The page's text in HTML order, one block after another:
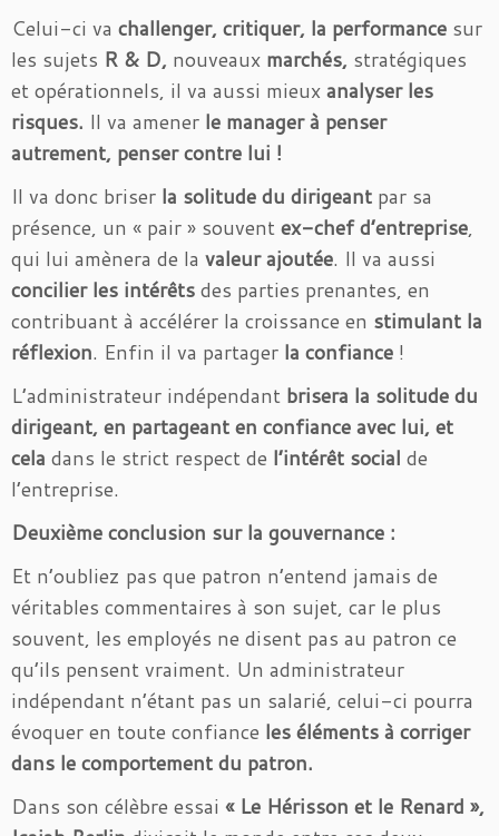
Celui-ci va challenger, critiquer, la performance sur
les sujets R & D, nouveaux marchés, stratégiques
et opérationnels, il va aussi mieuxanalyser les
risques. Il va amener le manager à penser
autrement, penser contre lui !
Il va donc briser la solitude du dirigeant par sa
présence, un « pair » souventex-chef d’entreprise,
qui lui amènera de la valeur ajoutée. Il va aussi
concilier les intérêtsdes parties prenantes, en
contribuant à accélérer la croissance en stimulant la
réflexion. Enfin il va partager la confiance !
L’administrateur indépendant brisera la solitude du
dirigeant, en partageant en confiance avec lui, et
cela dans le strict respect de l’intérêt social de
l’entreprise.
Deuxièmeconclusion sur la gouvernance :
Et n’oubliez pas que patron n’entend jamais de
véritables commentaires à son sujet, car le plus
souvent, les employés ne disent pas au patron ce
qu’ils pensent vraiment. Un administrateur
indépendant n’étant pas un salarié, celui-ci pourra
évoquer en toute confiance les éléments à corriger
dans le comportement du patron.
Dans son célèbre essai « Le Hérisson et le Renard »,